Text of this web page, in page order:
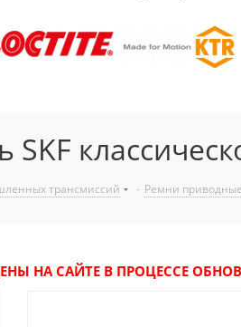
SKF
трансмиссий - Ремни
НА САЙТЕ В ПРОЦЕССЕ